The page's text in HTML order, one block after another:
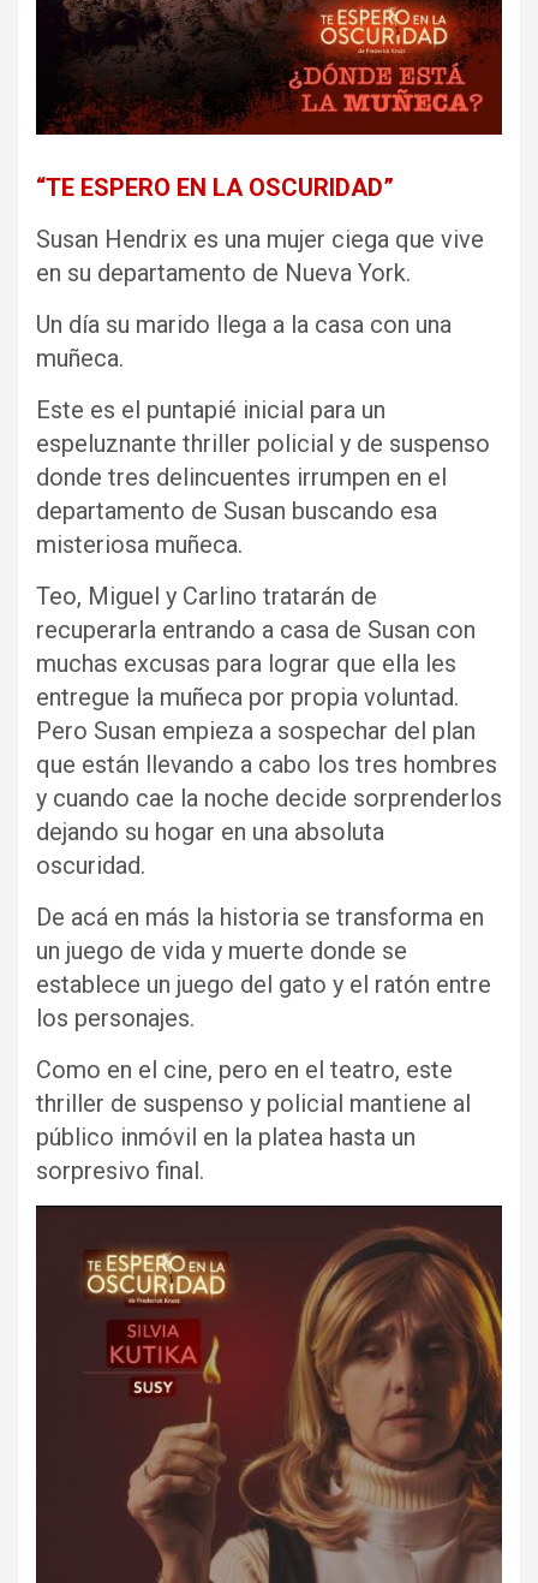
“TE ESPERO EN LA OSCURIDAD”
Susan Hendrix es una mujer ciega que vive
en su departamento de Nueva York.
Un día su marido llega a la casa con una
muñeca.
Este es el puntapié inicial para un
espeluznante thriller policial y de suspenso
donde tres delincuentes irrumpen en el
departamento de Susan buscando esa
misteriosa muñeca.
Teo, Miguel y Carlino tratarán de
recuperarla entrando a casa de Susan con
muchas excusas para lograr que ella les
entregue la muñeca por propia voluntad.
Pero Susan empieza a sospechar del plan
que están llevando a cabo los tres hombres
y cuando cae la noche decide sorprenderlos
dejando su hogar en una absoluta
oscuridad.
De acá en más la historia se transforma en
un juego de vida y muerte donde se
establece un juego del gato y el ratón entre
los personajes.
Como en el cine, pero en el teatro, este
thriller de suspenso y policial mantiene al
público inmóvil en la platea hasta un
sorpresivo final.